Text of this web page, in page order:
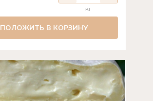
кг
ПОЛОЖИТЬ В КОРЗИНУ